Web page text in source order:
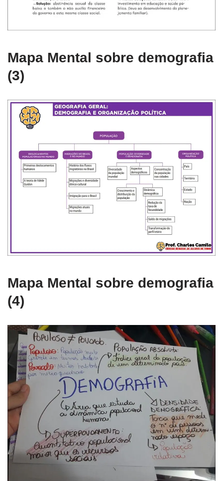
Mapa Mental sobre demografia
(3)
Mapa Mental sobre demografia
(4)